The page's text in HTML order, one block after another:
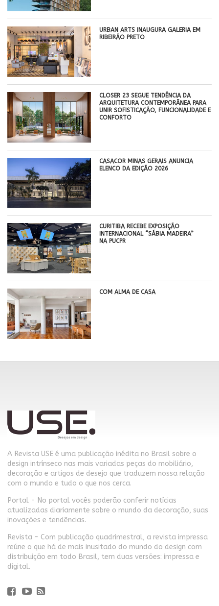
​URBAN ARTS INAUGURA GALERIA EM
RIBEIRÃO PRETO
CLOSER 23 SEGUE TENDÊNCIA DA
ARQUITETURA CONTEMPORÂNEA PARA
UNIR SOFISTICAÇÃO, FUNCIONALIDADE E
CONFORTO
CASACOR MINAS GERAIS ANUNCIA
ELENCO DA EDIÇÃO 2026
CURITIBA RECEBE EXPOSIÇÃO
INTERNACIONAL “SÁBIA MADEIRA”
NA PUCPR
COM ALMA DE CASA
A Revista USE é uma publicação inédita no Brasil sobre o
design intrínseco nas mais variadas peças do mobiliário,
decoração e artigos de desejo que traduzem nossa relação
com o mundo e tudo o que nos cerca.
Portal - No portal vocês poderão conferir notícias
atualizadas diariamente sobre o mundo da decoração, suas
inovações e tendências.
Revista - Com publicação quadrimestral, a revista impressa
reúne o que há de mais inusitado do mundo do design com
distribuição em todo Brasil, tem duas versões: impressa e
digital.